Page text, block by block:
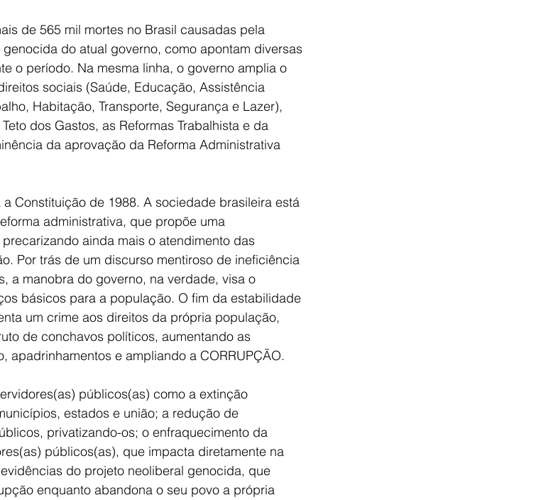
de 565 mil mortes no Brasil causadas pela
do atual governo, como apontam diversas
o período. Na mesma linha, o governo amplia o
sociais (Saúde, Educação, Assistência
Habitação, Transporte, Segurança e Lazer),
dos Gastos, as Reformas Trabalhista e da
da aprovação da Reforma Administrativa
Constituição de 1988. A sociedade brasileira está
administrativa, que propõe uma
ainda mais o atendimento das
Por trás de um discurso mentiroso de ineficiência
a manobra do governo, na verdade, visa o
básicos para a população. O fim da estabilidade
um crime aos direitos da própria população,
de conchavos políticos, aumentando as
apadrinhamentos e ampliando a CORRUPÇÃO.
públicos(as) como a extinção
estados e união; a redução de
privatizando-os; o enfraquecimento da
públicos(as), que impacta diretamente na
do projeto neoliberal genocida, que
enquanto abandona o seu povo a própria